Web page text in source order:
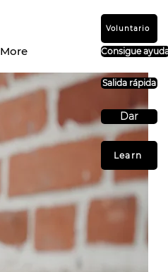
Learn
Salida rápida
Consigue
Dar
Voluntario
More